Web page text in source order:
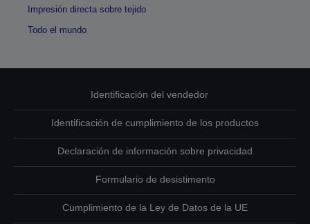
Impresión directa sobre tejido
Todo el mundo
Identificación del vendedor
Identificación de cumplimiento de los productos
Declaración de información sobre privacidad
Formulario de desistimento
Cumplimiento de la Ley de Datos de la UE